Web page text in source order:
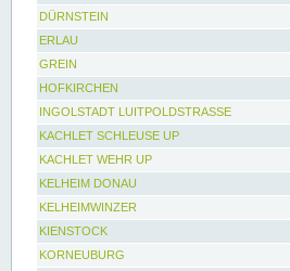
DÜRNSTEIN
ERLAU
GREIN
HOFKIRCHEN
INGOLSTADT LUITPOLDSTRASSE
KACHLET SCHLEUSE UP
KACHLET WEHR UP
KELHEIM DONAU
KELHEIMWINZER
KIENSTOCK
KORNEUBURG